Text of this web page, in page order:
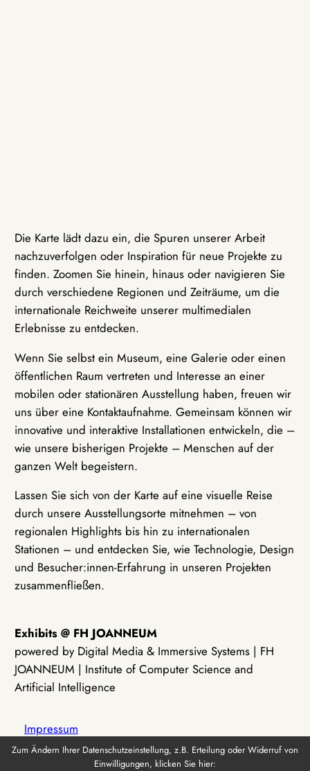
Die Karte lädt dazu ein, die Spuren unserer Arbeit
nachzuverfolgen oder Inspiration für neue Projekte zu
finden. Zoomen Sie hinein, hinaus oder navigieren Sie
durch verschiedene Regionen und Zeiträume, um die
internationale Reichweite unserer multimedialen
Erlebnisse zu entdecken.
Wenn Sie selbst ein Museum, eine Galerie oder einen
öffentlichen Raum vertreten und Interesse an einer
mobilen oder stationären Ausstellung haben, freuen wir
uns über eine Kontaktaufnahme. Gemeinsam können wir
innovative und interaktive Installationen entwickeln, die –
wie unsere bisherigen Projekte – Menschen auf der
ganzen Welt begeistern.
Lassen Sie sich von der Karte auf eine visuelle Reise
durch unsere Ausstellungsorte mitnehmen – von
regionalen Highlights bis hin zu internationalen
Stationen – und entdecken Sie, wie Technologie, Design
und Besucher:innen-Erfahrung in unseren Projekten
zusammenfließen.
Exhibits @ FH JOANNEUM
powered by Digital Media & Immersive Systems | FH
JOANNEUM | Institute of Computer Science and
Artificial Intelligence
Impressum
Zum Ändern Ihrer Datenschutzeinstellung, z.B. Erteilung oder Widerruf von
Einwilligungen, klicken Sie hier: